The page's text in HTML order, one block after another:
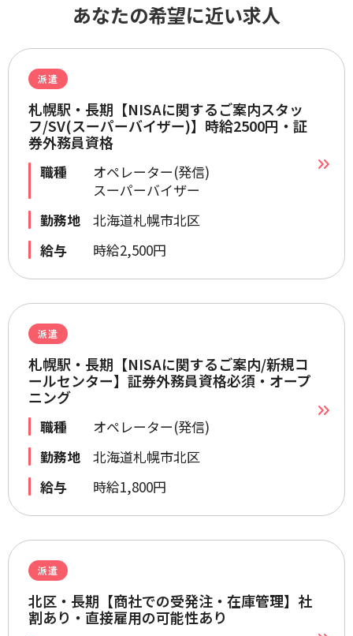
あなたの希望に近い求人
派遣
札幌駅・長期【NISAに関するご案内スタッ
フ/SV(スーパーバイザー)】時給2500円・証
券外務員資格
職種
オペレーター(発信)
スーパーバイザー
勤務地
北海道札幌市北区
給与
時給2,500円
派遣
札幌駅・長期【NISAに関するご案内/新規コ
ールセンター】証券外務員資格必須・オープ
ニング
職種
オペレーター(発信)
勤務地
北海道札幌市北区
給与
時給1,800円
派遣
北区・長期【商社での受発注・在庫管理】社
割あり・直接雇用の可能性あり